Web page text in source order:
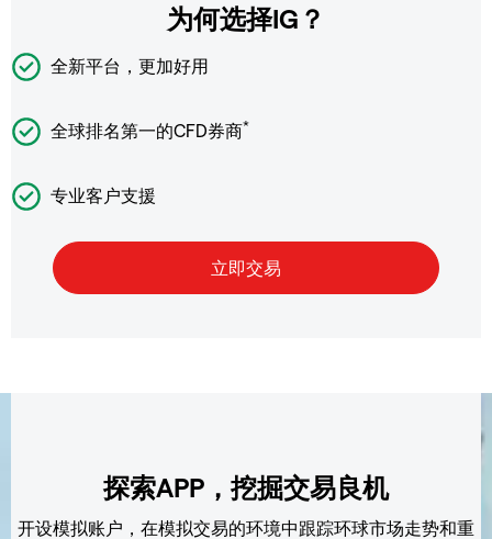
为何选择IG？
全新平台，更加好用
全球排名第一的CFD券商*
专业客户支援
探索APP，挖掘交易良机
开设模拟账户，在模拟交易的环境中跟踪环球市场走势和重